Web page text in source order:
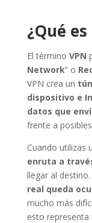
¿Qué
El término VPN
Network” o
VPN crea un
dispositivo e
datos que
frente a
Cuando utilizas
enruta a
llegar al
real queda
mucho más
esto representa